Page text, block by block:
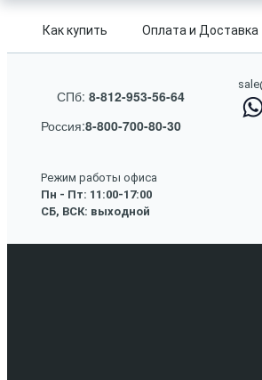
Как купить Оплата и Доставка
СПб: 8-812-953-56-64
Россия:8-800-700-80-30
Режим работы офиса
Пн - Пт: 11:00-17:00
СБ, ВСК: выходной